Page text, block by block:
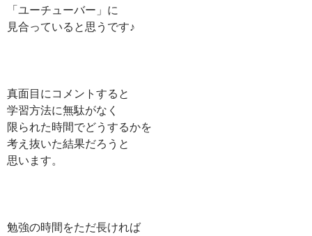
「ユーチューバー」に
見合っていると思うです♪
真面目にコメントすると
学習方法に無駄がなく
限られた時間でどうするかを
考え抜いた結果だろうと
思います。
勉強の時間をただ長ければ